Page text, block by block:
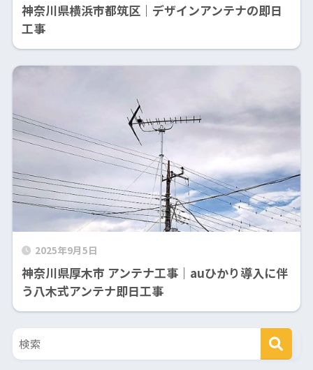
神奈川県横浜市都筑区｜デザインアンテナの即日
工事
2025年9月5日
神奈川県厚木市 アンテナ工事｜auひかり導入に伴
う八木式アンテナ即日工事